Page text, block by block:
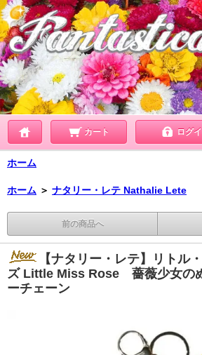
カート ログ
ホーム
ホーム ＞ ナタリー・レテ Nathalie Lete
前の商品へ
【ナタリー・レテ】リトル
ズ Little Miss Rose 薔薇少女の
ーチェーン